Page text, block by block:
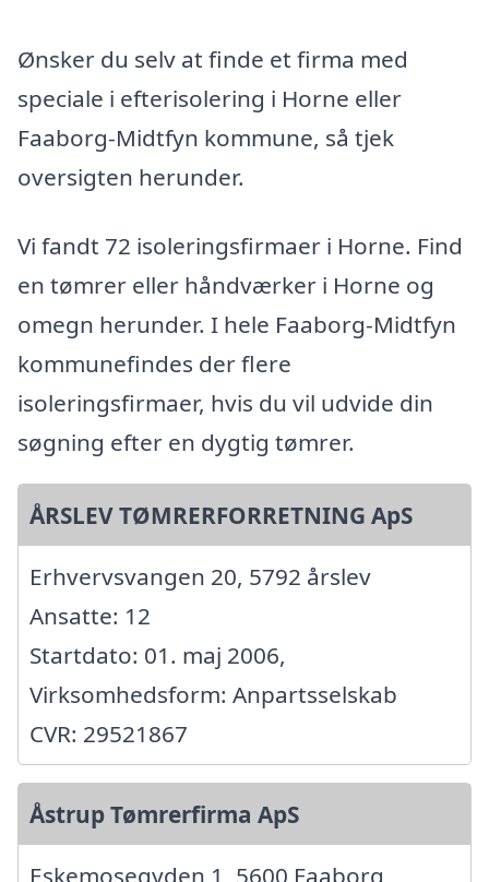
Ønsker du selv at finde et firma med
speciale i efterisolering i Horne eller
Faaborg-Midtfyn kommune, så tjek
oversigten herunder.
Vi fandt 72 isoleringsfirmaer i Horne. Find
en tømrer eller håndværker i Horne og
omegn herunder. I hele Faaborg-Midtfyn
kommunefindes der flere
isoleringsfirmaer, hvis du vil udvide din
søgning efter en dygtig tømrer.
ÅRSLEV TØMRERFORRETNING ApS
Erhvervsvangen 20, 5792 årslev
Ansatte: 12
Startdato: 01. maj 2006,
Virksomhedsform: Anpartsselskab
CVR: 29521867
Åstrup Tømrerfirma ApS
Eskemosegyden 1, 5600 Faaborg